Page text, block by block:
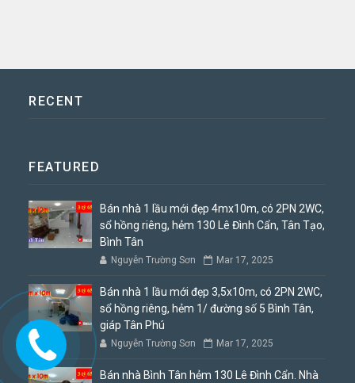
RECENT
FEATURED
Bán nhà 1 lầu mới đẹp 4mx10m, có 2PN 2WC,
sổ hồng riêng, hẻm 130 Lê Đình Cẩn, Tân Tạo,
Bình Tân
Nguyễn Trường Sơn Mar 17, 2025
Bán nhà 1 lầu mới đẹp 3,5x10m, có 2PN 2WC,
sổ hồng riêng, hẻm 1/ đường số 5 Bình Tân,
giáp Tân Phú
Nguyễn Trường Sơn Mar 17, 2025
Bán nhà Bình Tân hẻm 130 Lê Đình Cẩn. Nhà